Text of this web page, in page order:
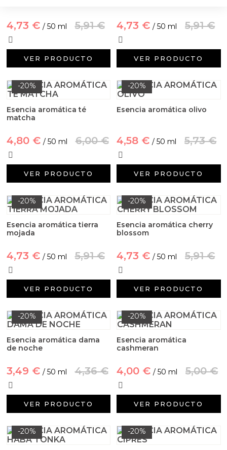
4,73 € / 50 ml 5,91 €
VER PRODUCTO
4,73 € / 50 ml 5,91 €
VER PRODUCTO
-20%
Esencia aromática té
matcha
4,80 € / 50 ml 6,00 €
VER PRODUCTO
-20%
Esencia aromática olivo
4,58 € / 50 ml 5,73 €
VER PRODUCTO
-20%
Esencia aromática tierra
mojada
4,73 € / 50 ml 5,91 €
VER PRODUCTO
-20%
Esencia aromática cherry
blossom
4,73 € / 50 ml 5,91 €
VER PRODUCTO
-20%
Esencia aromática dama
de noche
3,49 € / 50 ml 4,36 €
VER PRODUCTO
-20%
Esencia aromática
cashmeran
4,00 € / 50 ml 5,00 €
VER PRODUCTO
-20% -20%